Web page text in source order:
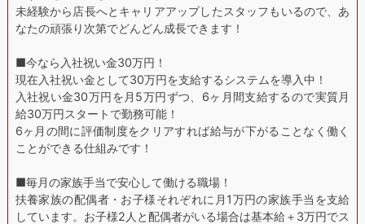
未経験から店長へとキャリアアップしたスタッフもいるので、あ
なたの頑張り次第でどんどん成長できます！
■今なら入社祝い金30万円！
現在入社祝い金として30万円を支給するシステムを導入中！
入社祝い金30万円を月5万円ずつ、6ヶ月間支給するので実質月
給30万円スタートで勤務可能！
6ヶ月の間に評価制度をクリアすれば給与が下がることなく働く
ことができる仕組みです！
■毎月の家族手当で安心して働ける職場！
扶養家族の配偶者・お子様それぞれに月1万円の家族手当を支給
しています。お子様2人と配偶者がいる場合は基本給＋3万円でス